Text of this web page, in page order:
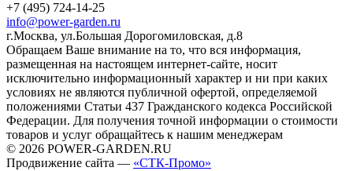
+7 (495) 724-14-25
info@power-garden.ru
г.Москва, ул.Большая Дорогомиловская, д.8
Обращаем Ваше внимание на то, что вся информация,
размещенная на настоящем интернет-сайте, носит
исключительно информационный характер и ни при каких
условиях не являются публичной офертой, определяемой
положениями Статьи 437 Гражданского кодекса Российской
Федерации. Для получения точной информации о стоимости
товаров и услуг обращайтесь к нашим менеджерам
© 2026 POWER-GARDEN.RU
Продвижение сайта — «СТК-Промо»